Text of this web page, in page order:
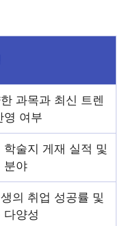
과목과 최신 트렌
영 여부
학술지 게재 실적 및
분야
의 취업 성공률 및
다양성